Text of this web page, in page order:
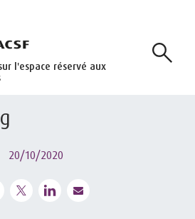
l'espace réservé aux
20/10/2020